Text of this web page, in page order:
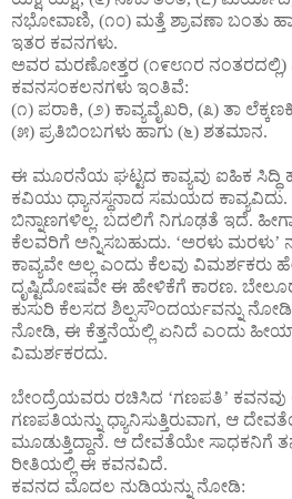
ನಭೋವಾಣಿ, (೧೦) ಮತ್ತೆ ಶ್ರಾವಣಾ ಬಂತು
ಇತರ ಕವನಗಳು.
ಅವರ ಮರಣೋತ್ತರ (೧೯೮೧ರ ನಂತರದಲ್ಲಿ)
ಕವನಸಂಕಲನಗಳು ಇಂತಿವೆ:
(೧) ಪರಾಕಿ, (೨) ಕಾವ್ಯವೈಖರಿ, (೩) ತಾ
(೫) ಪ್ರತಿಬಿಂಬಗಳು ಹಾಗು (೬) ಶತಮಾನ.
ಈ ಮೂರನೆಯ ಘಟ್ಟದ ಕಾವ್ಯವು ಐಹಿಕ ಸಿದ್ಧಿ
ಕವಿಯು ಧ್ಯಾನಸ್ಥನಾದ ಸಮಯದ ಕಾವ್ಯವಿದು.
ಬಿನ್ನಾಣಗಳಿಲ್ಲ. ಬದಲಿಗೆ ನಿಗೂಢತೆ ಇದೆ.
ಕೆಲವರಿಗೆ ಅನ್ನಿಸಬಹುದು. ‘ಅರಳು ಮರಳು’
ಕಾವ್ಯವೇ ಅಲ್ಲ ಎಂದು ಕೆಲವು ವಿಮರ್ಶಕರು
ದೃಷ್ಟಿದೋಷವೇ ಈ ಹೇಳಿಕೆಗೆ ಕಾರಣ.
ಕುಸುರಿ ಕೆಲಸದ ಶಿಲ್ಪಸೌಂದರ್ಯವನ್ನು
ನೋಡಿ, ಈ ಕೆತ್ತನೆಯಲ್ಲಿ ಏನಿದೆ ಎಂದು
ವಿಮರ್ಶಕರದು.
ಬೇಂದ್ರೆಯವರು ರಚಿಸಿದ ‘ಗಣಪತಿ’ ಕವನವು
ಗಣಪತಿಯನ್ನು ಧ್ಯಾನಿಸುತ್ತಿರುವಾಗ, ಆ
ಮೂಡುತ್ತಿದ್ದಾನೆ. ಆ ದೇವತೆಯೇ ಸಾಧಕನಿಗೆ
ರೀತಿಯಲ್ಲಿ ಈ ಕವನವಿದೆ.
ಕವನದ ಮೊದಲ ನುಡಿಯನ್ನು ನೋಡಿ: